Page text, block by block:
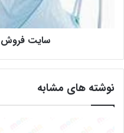
سایت فروش
نوشته های مشابه